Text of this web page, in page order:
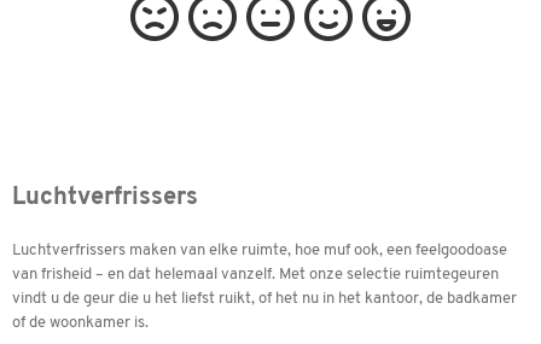
Luchtverfrissers
Luchtverfrissers maken van elke ruimte, hoe muf ook, een feelgoodoase
van frisheid – en dat helemaal vanzelf. Met onze selectie ruimtegeuren
vindt u de geur die u het liefst ruikt, of het nu in het kantoor, de badkamer
of de woonkamer is.